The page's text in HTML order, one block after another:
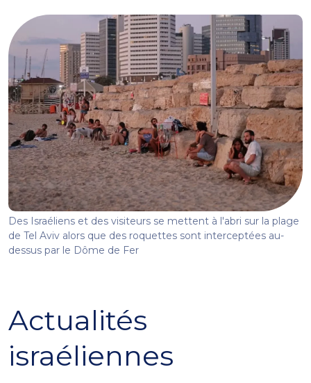
Des Israéliens et des visiteurs se mettent à l'abri sur la plage
de Tel Aviv alors que des roquettes sont interceptées au-
dessus par le Dôme de Fer
Actualités
israéliennes